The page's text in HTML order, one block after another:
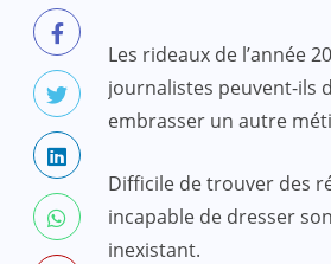
Les rideaux de l’année
journalistes peuvent-ils
embrasser un autre
Difficile de trouver des
incapable de dresser
inexistant.